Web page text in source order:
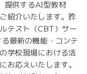
提供するAI型教材
紹介いたします。昨
テスト（CBT）サー
最新の機能・コンテ
学校現場における活
お応えいたします。